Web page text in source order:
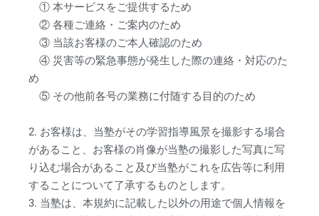
① 本サービスをご提供するため
② 各種ご連絡・ご案内のため
③ 当該お客様のご本人確認のため
④ 災害等の緊急事態が発生した際の連絡・対応のた
め
⑤ その他前各号の業務に付随する目的のため
2. お客様は、当塾がその学習指導風景を撮影する場合
があること、お客様の肖像が当塾の撮影した写真に写
り込む場合があること及び当塾がこれを広告等に利用
することについて了承するものとします。
3. 当塾は、本規約に記載した以外の用途で個人情報を